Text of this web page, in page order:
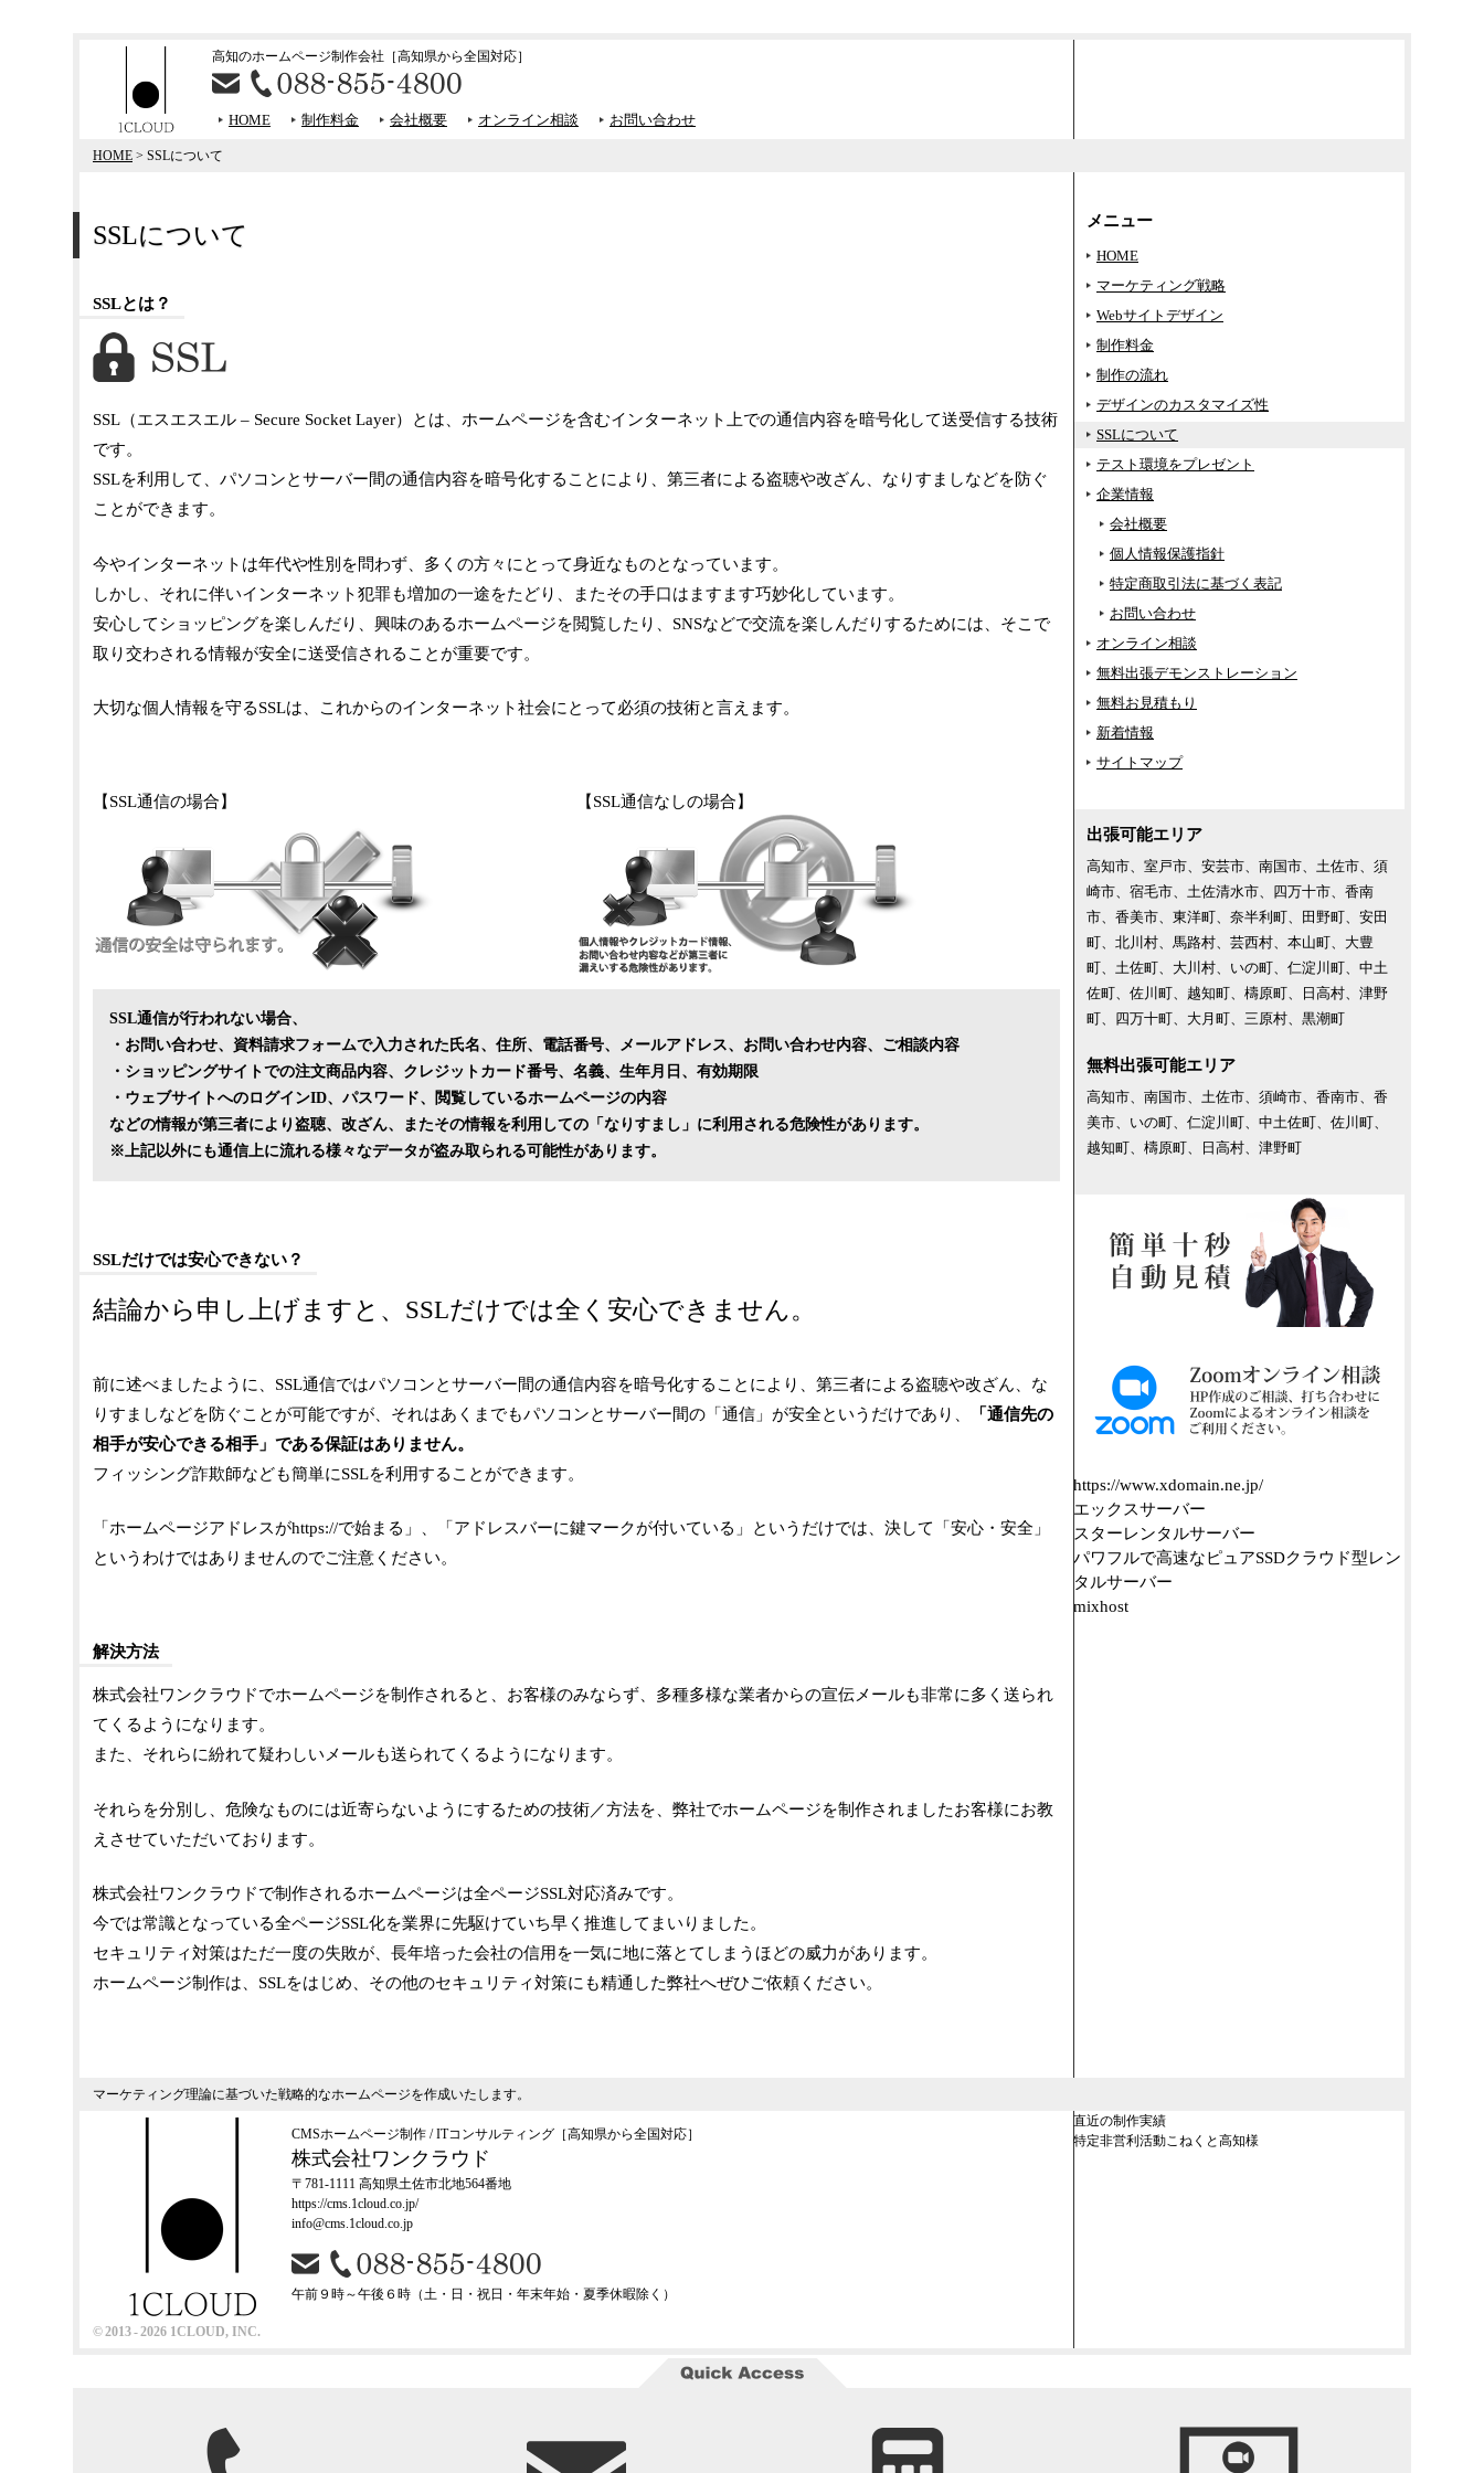
高知のホームページ制作会社 ［高知県から全国対応］
HOME 制作料金 会社概要 オンライン相談 お問い合わせ
HOME > SSLについて
SSLについて
SSLとは？
SSL（エスエスエル – Secure Socket Layer）とは、ホームページを含むインターネット上での通信内容を暗号化して送受信する技術
です。
SSLを利用して、パソコンとサーバー間の通信内容を暗号化することにより、第三者による盗聴や改ざん、なりすましなどを防ぐ
ことができます。
今やインターネットは年代や性別を問わず、多くの方々にとって身近なものとなっています。
しかし、それに伴いインターネット犯罪も増加の一途をたどり、またその手口はますます巧妙化しています。
安心してショッピングを楽しんだり、興味のあるホームページを閲覧したり、SNSなどで交流を楽しんだりするためには、そこで
取り交わされる情報が安全に送受信されることが重要です。
大切な個人情報を守るSSLは、これからのインターネット社会にとって必須の技術と言えます。
【SSL通信の場合】 【SSL通信なしの場合】
SSL通信が行われない場合、
・お問い合わせ、資料請求フォームで入力された氏名、住所、電話番号、メールアドレス、お問い合わせ内容、ご相談内容
・ショッピングサイトでの注文商品内容、クレジットカード番号、名義、生年月日、有効期限
・ウェブサイトへのログインID、パスワード、閲覧しているホームページの内容
などの情報が第三者により盗聴、改ざん、またその情報を利用しての「なりすまし」に利用される危険性があります。
※上記以外にも通信上に流れる様々なデータが盗み取られる可能性があります。
SSLだけでは安心できない？
結論から申し上げますと、SSLだけでは全く安心できません。
前に述べましたように、SSL通信ではパソコンとサーバー間の通信内容を暗号化することにより、第三者による盗聴や改ざん、な
りすましなどを防ぐことが可能ですが、それはあくまでもパソコンとサーバー間の「通信」が安全というだけであり、
「通信先の
相手が安心できる相手」である保証はありません。
フィッシング詐欺師なども簡単にSSLを利用することができます。
「ホームページアドレスがhttps://で始まる」、「アドレスバーに鍵マークが付いている」というだけでは、決して「安心・安全」
というわけではありませんのでご注意ください。
解決方法
株式会社ワンクラウドでホームページを制作されると、お客様のみならず、多種多様な業者からの宣伝メールも非常に多く送られ
てくるようになります。
また、それらに紛れて疑わしいメールも送られてくるようになります。
それらを分別し、危険なものには近寄らないようにするための技術／方法を、弊社でホームページを制作されましたお客様にお教
えさせていただいております。
株式会社ワンクラウドで制作されるホームページは全ページSSL対応済みです。
今では常識となっている全ページSSL化を業界に先駆けていち早く推進してまいりました。
セキュリティ対策はただ一度の失敗が、長年培った会社の信用を一気に地に落とてしまうほどの威力があります。
ホームページ制作は、SSLをはじめ、その他のセキュリティ対策にも精通した弊社へぜひご依頼ください。
メニュー
HOME
マーケティング戦略
Webサイトデザイン
制作料金
制作の流れ
デザインのカスタマイズ性
SSLについて
テスト環境をプレゼント
企業情報
会社概要
個人情報保護指針
特定商取引法に基づく表記
お問い合わせ
オンライン相談
無料出張デモンストレーション
無料お見積もり
新着情報
サイトマップ
出張可能エリア
高知市、室戸市、安芸市、南国市、土佐市、須
崎市、宿毛市、土佐清水市、四万十市、香南
市、香美市、東洋町、奈半利町、田野町、安田
町、北川村、馬路村、芸西村、本山町、大豊
町、土佐町、大川村、いの町、仁淀川町、中土
佐町、佐川町、越知町、檮原町、日高村、津野
町、四万十町、大月町、三原村、黒潮町
無料出張可能エリア
高知市、南国市、土佐市、須崎市、香南市、香
美市、いの町、仁淀川町、中土佐町、佐川町、
越知町、檮原町、日高村、津野町
https://www.xdomain.ne.jp/
エックスサーバー
スターレンタルサーバー
パワフルで高速なピュアSSDクラウド型レン
タルサーバー
mixhost
マーケティング理論に基づいた戦略的なホームページを作成いたします。
CMSホームページ制作 /ITコンサルティング ［高知県から全国対応］
株式会社ワンクラウド
〒781-1111 高知県土佐市北地564番地
https://cms.1cloud.co.jp/
info@cms.1cloud.co.jp
午前９時～午後６時 （土・日・祝日・年末年始・夏季休暇除く）
© 2013 - 2026 1CLOUD, INC.
直近の制作実績
特定非営利活動こねくと高知様